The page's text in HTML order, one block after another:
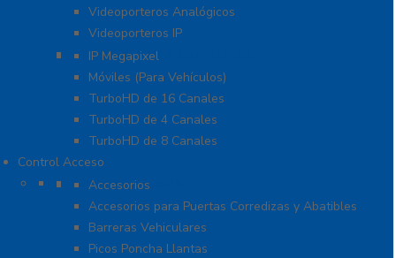
Videoporteros Analógicos
Videoporteros IP
Kits- Sistemas Completos
IP Megapixel
Móviles (Para Vehículos)
TurboHD de 16 Canales
TurboHD de 4 Canales
TurboHD de 8 Canales
Control Acceso
Acceso Vehicular
Accesorios
Accesorios para Puertas Corredizas y Abatibles
Barreras Vehiculares
Picos Poncha Llantas